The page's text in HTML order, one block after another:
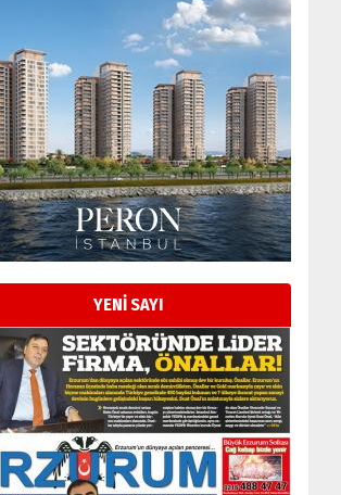
YENİ SAYI
Esat BİNDESEN
Başkan Sekmen’den Erzurum’a
bir vizyon proje daha!
02 Ağustos 2026 Pazar
Kadir SABUNCUOĞLU
Erzurumspor’un köşe taşları
29 Haziran 2026 Pazartesi
Kenan GÜLERCİ
Murat Şahsuvaroğlu ERKON’da
çıtayı yukarı taşırken,
yönetimdekiler aşağı
çekmemeli!
17 Şubat 2026 SalıOrhan BOZKURT
Bir fotoğraf, bir şehir, bir
gazeteci… Dizginler kimin
elinde?